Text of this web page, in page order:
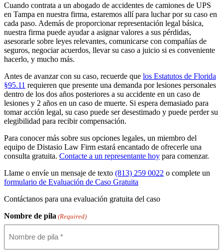
Cuando contrata a un abogado de accidentes de camiones de UPS
en Tampa en nuestra firma, estaremos allí para luchar por su caso en
cada paso. Además de proporcionar representación legal básica,
nuestra firma puede ayudar a asignar valores a sus pérdidas,
asesorarle sobre leyes relevantes, comunicarse con compañías de
seguros, negociar acuerdos, llevar su caso a juicio si es conveniente
hacerlo, y mucho más.
Antes de avanzar con su caso, recuerde que los Estatutos de Florida
§95.11 requieren que presente una demanda por lesiones personales
dentro de los dos años posteriores a su accidente en un caso de
lesiones y 2 años en un caso de muerte. Si espera demasiado para
tomar acción legal, su caso puede ser desestimado y puede perder su
elegibilidad para recibir compensación.
Para conocer más sobre sus opciones legales, un miembro del
equipo de Distasio Law Firm estará encantado de ofrecerle una
consulta gratuita. Contacte a un representante hoy para comenzar.
Llame o envíe un mensaje de texto (813) 259 0022 o complete un
formulario de Evaluación de Caso Gratuita
Contáctanos para una evaluación gratuita del caso
Nombre de pila (Required)